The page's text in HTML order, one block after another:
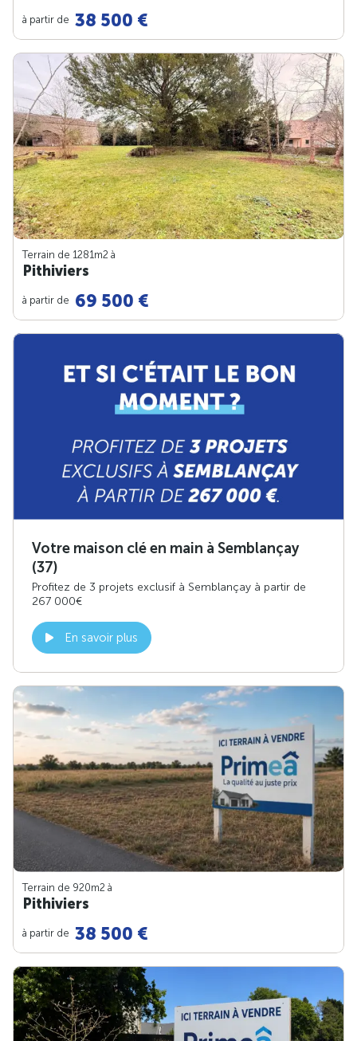
à partir de 38 500 €
Terrain de 1281m2 à
Pithiviers
à partir de 69 500 €
Votre maison clé en main à Semblançay
(37)
Profitez de 3 projets exclusif à Semblançay à partir de
267 000€
En savoir plus
Terrain de 920m2 à
Pithiviers
à partir de 38 500 €